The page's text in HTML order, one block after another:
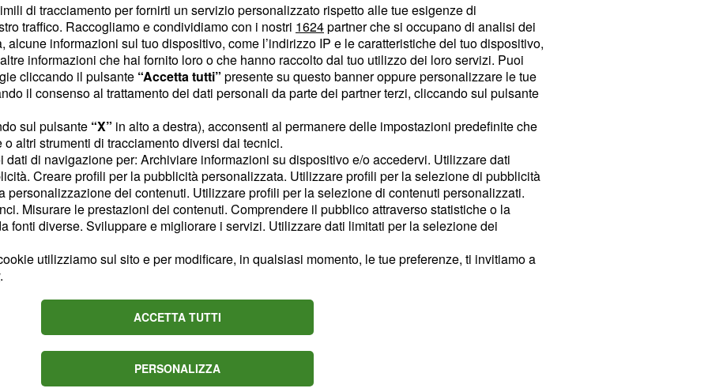
come terzino in una
fascia in un 3-4-2-1,
offrire diverse
proposto dalla
sono passate
ma soprattutto
Oltre al
interesse da parte del
l'Europa, vuole
del calcio italiano.
mettere sul piatto una
di euro
il 26enne esterno
di tracciamento per fornirti un servizio personalizzato rispetto alle tue esigenze di
traffico. Raccogliamo e condividiamo con i nostri 1624partner che si occupano di analisi dei
informazioni sul tuo dispositivo, come l’indirizzo IP e le caratteristiche del tuo dispositivo,
informazioni che hai fornito loro o che hanno raccolto dal tuo utilizzo dei loro servizi. Puoi
cliccando il pulsante “Accetta tutti” presente su questo banner oppure personalizzare le tue
il consenso al trattamento dei dati personali da parte dei partner terzi, cliccando sul pulsante
sul pulsante “X” in alto a destra), acconsenti al permanere delle impostazioni predefinite che
altri strumenti di tracciamento diversi dai tecnici.
dati di navigazione per: Archiviare informazioni su dispositivo e/o accedervi. Utilizzare dati
Creare profili per la pubblicità personalizzata. Utilizzare profili per la selezione di pubblicità
personalizzazione dei contenuti. Utilizzare profili per la selezione di contenuti personalizzati.
Misurare le prestazioni dei contenuti. Comprendere il pubblico attraverso statistiche o la
fonti diverse. Sviluppare e migliorare i servizi. Utilizzare dati limitati per la selezione dei
utilizziamo sul sito e per modificare, in qualsiasi momento, le tue preferenze, ti invitiamo a
.
ACCETTA TUTTI
PERSONALIZZA